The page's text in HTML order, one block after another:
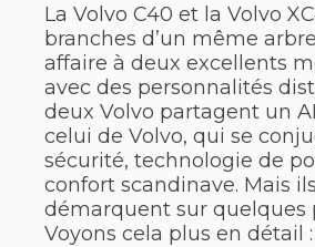
La Volvo C40 et la Volvo
branches d’un même
affaire à deux excellents
avec des personnalités
deux Volvo partagent un
celui de Volvo, qui se
sécurité, technologie de
confort scandinave. Mais
démarquent sur quelques
Voyons cela plus en détail :